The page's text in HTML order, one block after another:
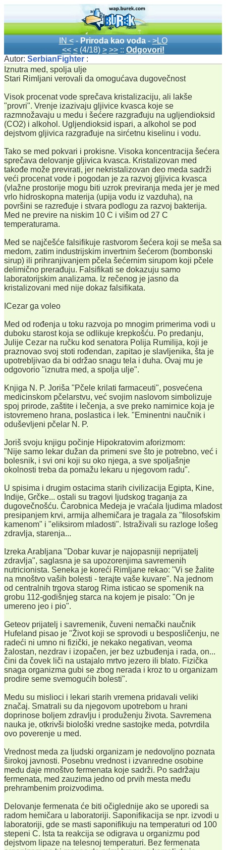
IN <- Priroda kao vođa- >LO
<< < (4/18) > >> :: Odgovori!
Autor: SerbianFighter :
Iznutra med, spolja ulje
Stari Rimljani verovali da omogućava dugovečnost
Visok procenat vode sprečava kristalizaciju, ali lakše
"provri". Vrenje izazivaju gljivice kvasca koje se
razmnožavaju u medu i šećere razgrađuju na ugljendioksid
(CO2) i alkohol. Ugljendioksid ispari, a alkohol se pod
dejstvom gljivica razgrađuje na sirćetnu kiselinu i vodu.
Tako se med pokvari i prokisne. Visoka koncentracija šećera
sprečava delovanje gljivica kvasca. Kristalizovan med
takođe može previrati, jer nekristalizovan deo meda sadrži
veći procenat vode i pogodan je za razvoj gljivica kvasca
(vlažne prostorije mogu biti uzrok previranja meda jer je med
vrlo hidroskopna materija (upija vodu iz vazduha), na
površini se razređuje i stvara podlogu za razvoj bakterija.
Med ne previre na niskim 10 C i višim od 27 C
temperaturama.
Med se najčešće falsifikuje rastvorom šećera koji se meša sa
medom, zatim industrijskim invertnim šećerom (bombonski
sirup) ili prihranjivanjem pčela šećernim sirupom koji pčele
delimično prerađuju. Falsifikati se dokazuju samo
laboratorijskim analizama. Iz rečenog je jasno da
kristalizovani med nije dokaz falsifikata.
ICezar ga voleo
Med od rođenja u toku razvoja po mnogim primerima vodi u
duboku starost koja se odlikuje krepkošću. Po predanju,
Julije Cezar na ručku kod senatora Polija Rumilija, koji je
praznovao svoj stoti rođendan, zapitao je slavljenika, šta je
upotrebljivao da bi održao snagu tela i duha. Ovaj mu je
odgovorio "iznutra med, a spolja ulje".
Knjiga N. P. Joriša "Pčele krilati farmaceuti", posvećena
medicinskom pčelarstvu, već svojim naslovom simbolizuje
spoj prirode, zaštite i lečenja, a sve preko namirnice koja je
istovremeno hrana, poslastica i lek. "Eminentni naučnik i
oduševljeni pčelar N. P.
Joriš svoju knjigu počinje Hipokratovim aforizmom:
"Nije samo lekar dužan da primeni sve što je potrebno, već i
bolesnik, i svi oni koji su oko njega, a sve spoljašnje
okolnosti treba da pomažu lekaru u njegovom radu".
U spisima i drugim ostacima starih civilizacija Egipta, Kine,
Indije, Grčke... ostali su tragovi ljudskog traganja za
dugovečnošću. Čarobnica Medeja je vraćala ljudima mladost
presipanjem krvi, armija alhemičara je tragala za "filosofskim
kamenom" i "eliksirom mladosti". Istraživali su razloge lošeg
zdravlja, starenja...
Izreka Arabljana "Dobar kuvar je najopasniji neprijatelj
zdravlja", saglasna je sa upozorenjima savremenih
nutricionista. Seneka je koreći Rimljane rekao: "Vi se žalite
na mnoštvo vaših bolesti - terajte vaše kuvare". Na jednom
od centralnih trgova starog Rima isticao se spomenik na
grobu 112-godišnjeg starca na kojem je pisalo: "On je
umereno jeo i pio".
Geteov prijatelj i savremenik, čuveni nemački naučnik
Hufeland pisao je "Život koji se sprovodi u besposličenju, ne
radeći ni umno ni fizički, je nekako negativan, veoma
žalostan, nezdrav i izopačen, jer bez uzbuđenja i rada, on...
čini da čovek liči na ustajalo mrtvo jezero ili blato. Fizička
snaga organizma gubi se zbog nerada i kroz to u organizam
prodire seme svemogućih bolesti".
Medu su mislioci i lekari starih vremena pridavali veliki
značaj. Smatrali su da njegovom upotrebom u hrani
doprinose boljem zdravlju i produženju života. Savremena
nauka je, otkrivši biološki vredne sastojke meda, potvrdila
ovo poverenje u med.
Vrednost meda za ljudski organizam je nedovoljno poznata
širokoj javnosti. Posebnu vrednost i izvanredne osobine
medu daje mnoštvo fermenata koje sadrži. Po sadržaju
fermenata, med zauzima jedno od prvih mesta među
prehrambenim proizvodima.
Delovanje fermenata će biti očiglednije ako se uporedi sa
radom hemičara u laboratoriji. Saponifikacija se npr. izvodi u
laboratoriji, gde se masti saponifikuju na temperaturi od 100
stepeni C. Ista ta reakcija se odigrava u organizmu pod
dejstvom lipaze na telesnoj temperaturi. Bez fermenata